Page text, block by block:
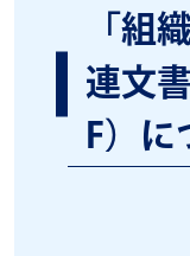
「組
連文
F）